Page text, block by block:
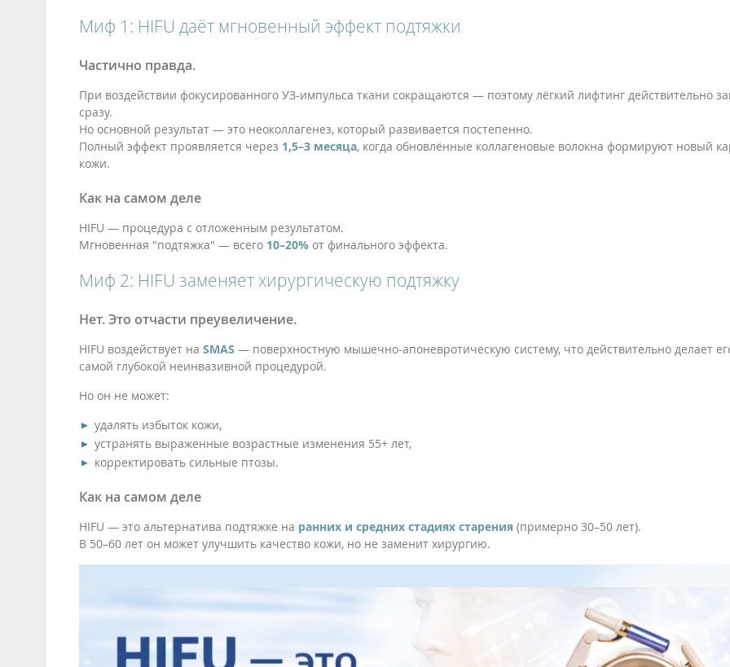
Миф 1: HIFU даёт мгновенный эффект подтяжки
Частично правда.
При воздействии фокусированного УЗ-импульса ткани сокращаются — поэтому лёгкий лифтинг действительно
сразу.
Но основной результат — это неоколлагенез, который развивается постепенно.
Полный эффект проявляется через 1,5–3 месяца, когда обновлённые коллагеновые волокна формируют новый
кожи.
Как на самом деле
HIFU — процедура с отложенным результатом.
Мгновенная "подтяжка" — всего 10–20% от финального эффекта.
Миф 2: HIFU заменяет хирургическую подтяжку
Нет. Это отчасти преувеличение.
HIFU воздействует на SMAS — поверхностную мышечно-апоневротическую систему, что действительно делает
самой глубокой неинвазивной процедурой.
Но он не может:
удалять избыток кожи,
устранять выраженные возрастные изменения 55+ лет,
корректировать сильные птозы.
Как на самом деле
HIFU — это альтернатива подтяжке на ранних и средних стадиях старения (примерно 30–50 лет).
В 50–60 лет он может улучшить качество кожи, но не заменит хирургию.